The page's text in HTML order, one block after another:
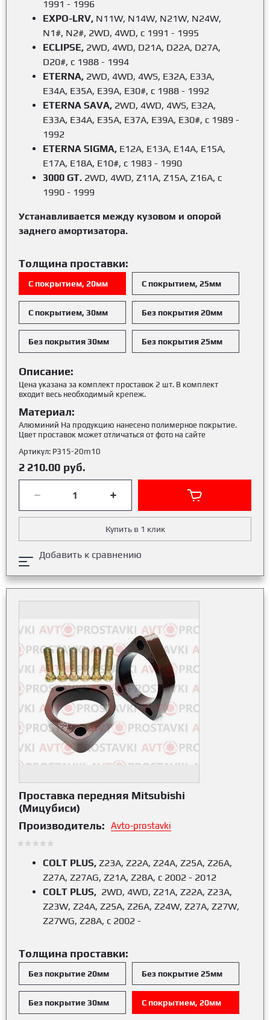
1991 - 1996
EXPO-LRV, N11W, N14W, N21W, N24W,
N1#, N2#, 2WD, 4WD, с 1991 - 1995
ECLIPSE, 2WD, 4WD, D21A, D22A, D27A,
D20#, с 1988 - 1994
ETERNA, 2WD, 4WD, 4WS, E32A, E33A,
E34A, E35A, E39A, E30#, с 1988 - 1992
ETERNA SAVA, 2WD, 4WD, 4WS, E32A,
E33A, E34A, E35A, E37A, E39A, E30#, с 1989 -
1992
ETERNA SIGMA, E12A, E13A, E14A, E15A,
E17A, E18A, E10#, с 1983 - 1990
3000 GT. 2WD, 4WD, Z11A, Z15A, Z16A, с
1990 - 1999
Устанавливается между кузовом и опорой
заднего амортизатора.
Толщина проставки:
С покрытием, 20мм С покрытием, 25мм
С покрытием, 30мм Без покрытия 20мм
Без покрытия 30мм Без покрытия 25мм
Описание:
Цена указана за комплект проставок 2 шт. В комплект
входит весь необходимый крепеж.
Материал:
Алюминий На продукцию нанесено полимерное покрытие.
Цвет проставок может отличаться от фото на сайте
Артикул: Р315-20m10
2 210.00 руб.
Купить в 1 клик
Добавить к сравнению
Проставка передняя Mitsubishi
(Мицубиси)
Производитель:
Avto-prostavki
COLT PLUS, Z23A, Z22A, Z24A, Z25A, Z26A,
Z27A, Z27AG, Z21A, Z28A, с 2002 - 2012
COLT PLUS, 2WD, 4WD, Z21A, Z22A, Z23A,
Z23W, Z24A, Z25A, Z26A, Z24W, Z27A, Z27W,
Z27WG, Z28A, с 2002 -
Толщина проставки:
Без покрытие 20мм Без покрытие 25мм
Без покрытие 30мм С покрытием, 20мм